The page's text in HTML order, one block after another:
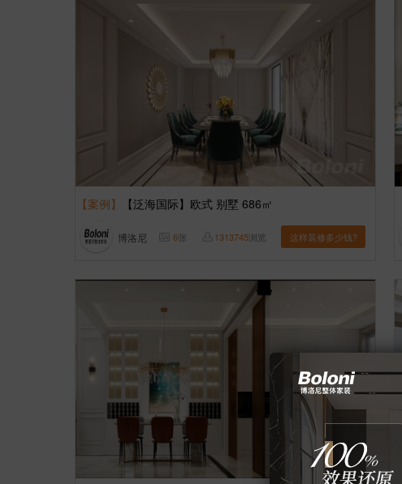
【案例】 【泛海国际】欧式 别墅 686㎡
博洛尼 6张 1313745浏览 这样装修多少钱?